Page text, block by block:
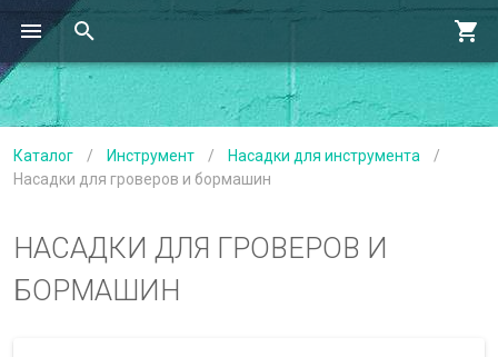
Каталог / Инструмент / Насадки для инструмента
/
Насадки для гроверов и бормашин
НАСАДКИ ДЛЯ ГРОВЕРОВ И
БОРМАШИН